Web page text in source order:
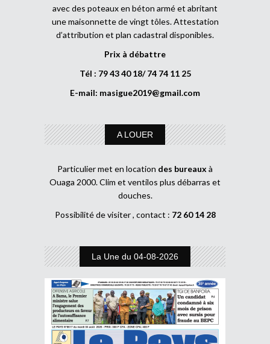
avec des poteaux en béton armé et abritant
une maisonnette de vingt tôles. Attestation
d’attribution et plan cadastral disponibles.
Prix à débattre
Tél : 79 43 40 18/ 74 74 11 25
E-mail: masigue2019@gmail.com
A LOUER
Particulier met en location des bureaux à
Ouaga 2000. Clim et ventilos plus débarras et
douches.
Possibilité de visiter , contact : 72 60 14 28
La Une du 04-08-2026